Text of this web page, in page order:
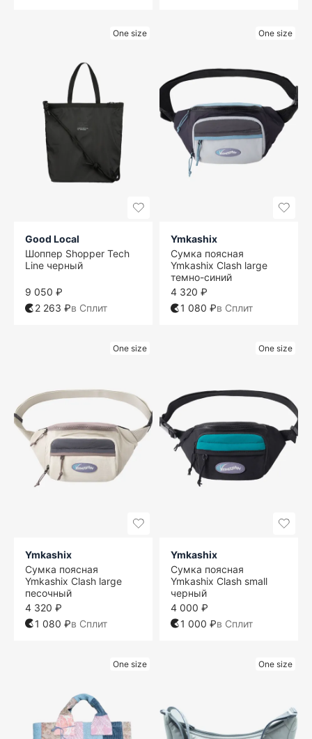
One size
Good Local
Шоппер Shopper Tech
Line черный
9 050 ₽
2 263 ₽в Сплит
One size
Ymkashix
Сумка поясная
Ymkashix Clash large
темно-синий
4 320 ₽
1 080 ₽в Сплит
One size
Ymkashix
Сумка поясная
Ymkashix Clash large
песочный
4 320 ₽
1 080 ₽в Сплит
One size
Ymkashix
Сумка поясная
Ymkashix Clash small
черный
4 000 ₽
1 000 ₽в Сплит
One size One size